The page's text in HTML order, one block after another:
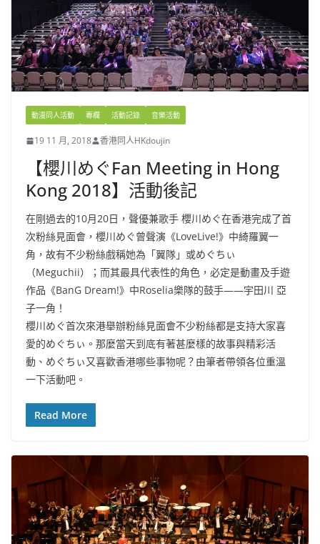
動漫同人活動 專欄 活動記錄 音樂活動
19 11 月, 2018 香港同人HKdoujin
【櫻川めぐFan Meeting in Hong
Kong 2018】活動後記
在剛過去的10月20日，聲優兼歌手 櫻川めぐ在香港完成了首
次粉絲見面會，櫻川めぐ曾聲演《LoveLive!》中綺羅翼一
角，故有不少粉絲戲稱她為「翼隊」或めぐちぃ
（Meguchii）；而其最具代表性的角色，必定是動畫及手遊
作品《BanG Dream!》中Roselia樂隊的鼓手——宇田川 亞
子一角！
櫻川めぐ首次來港舉辦粉絲見面會不少粉絲都是支持大家喜
愛的めぐちぃ。那麼當天到底有著甚麼樣的故事與精彩活
動、めぐちぃ又喜歡香港哪些事物呢？由筆者帶領各位重溫
一下活動吧。
Read More